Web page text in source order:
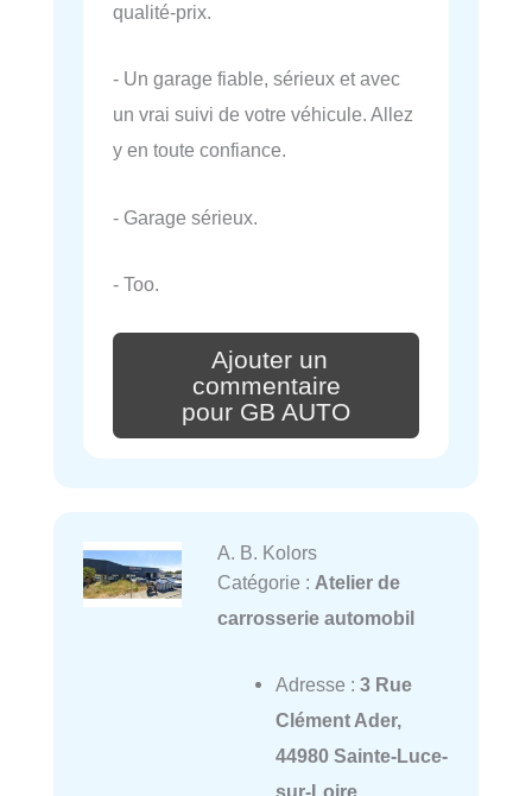
qualité-prix.
- Un garage fiable, sérieux et avec
un vrai suivi de votre véhicule. Allez
y en toute confiance.
- Garage sérieux.
- Too.
Ajouter un
commentaire
pour GB AUTO
A. B. Kolors
Catégorie : Atelier de
carrosserie automobil
Adresse : 3 Rue
Clément Ader,
44980 Sainte-Luce-
sur-Loire